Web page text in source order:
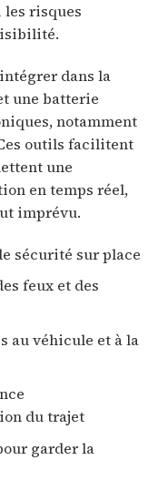
risques
dans la
une batterie
notamment
outils facilitent
une
en temps réel,
imprévu.
sécurité sur place
feux et des
au véhicule et à la
du trajet
garder la